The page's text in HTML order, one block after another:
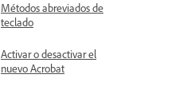
Métodos abreviados de
teclado
Activar o desactivar el
nuevo Acrobat